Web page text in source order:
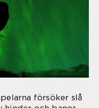
försöker slå